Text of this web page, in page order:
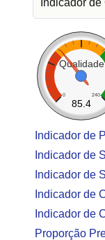
Indicador
Qualidade
0 240
85.4
Indicador de
Indicador de
Indicador de
Indicador de
Indicador de
Proporção